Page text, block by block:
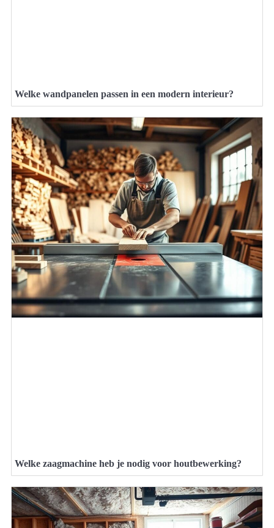
Welke wandpanelen passen in een modern interieur?
Welke zaagmachine heb je nodig voor houtbewerking?